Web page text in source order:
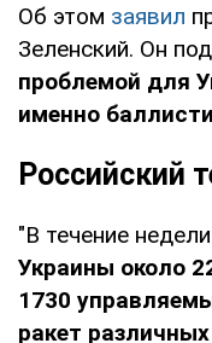
Об этом заявил
Зеленский. Он
проблемой для
именно
Российский
"В течение недели
Украины около
1730
ракет